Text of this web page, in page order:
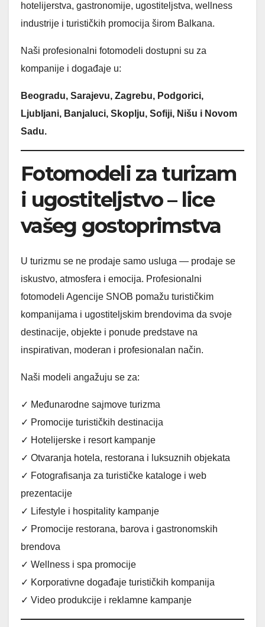
hotelijerstva, gastronomije, ugostiteljstva, wellness
industrije i turističkih promocija širom Balkana.
Naši profesionalni fotomodeli dostupni su za
kompanije i događaje u:
Beogradu, Sarajevu, Zagrebu, Podgorici,
Ljubljani, Banjaluci, Skoplju, Sofiji, Nišu i Novom
Sadu.
Fotomodeli za turizam
i ugostiteljstvo – lice
vašeg gostoprimstva
U turizmu se ne prodaje samo usluga — prodaje se
iskustvo, atmosfera i emocija. Profesionalni
fotomodeli Agencije SNOB pomažu turističkim
kompanijama i ugostiteljskim brendovima da svoje
destinacije, objekte i ponude predstave na
inspirativan, moderan i profesionalan način.
Naši modeli angažuju se za:
✓ Međunarodne sajmove turizma
✓ Promocije turističkih destinacija
✓ Hotelijerske i resort kampanje
✓ Otvaranja hotela, restorana i luksuznih objekata
✓ Fotografisanja za turističke kataloge i web
prezentacije
✓ Lifestyle i hospitality kampanje
✓ Promocije restorana, barova i gastronomskih
brendova
✓ Wellness i spa promocije
✓ Korporativne događaje turističkih kompanija
✓ Video produkcije i reklamne kampanje